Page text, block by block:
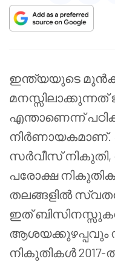
ഇന്ത്യയുടെ
മനസ്സിലാക്കുന്നത്
എന്താണെന്ന്
സർവീസ് നികുതി,
പരോക്ഷ
തലങ്ങളിൽ
ഇത്
ആശയക്കുഴപ്പവും
നികുതികൾ 2017-